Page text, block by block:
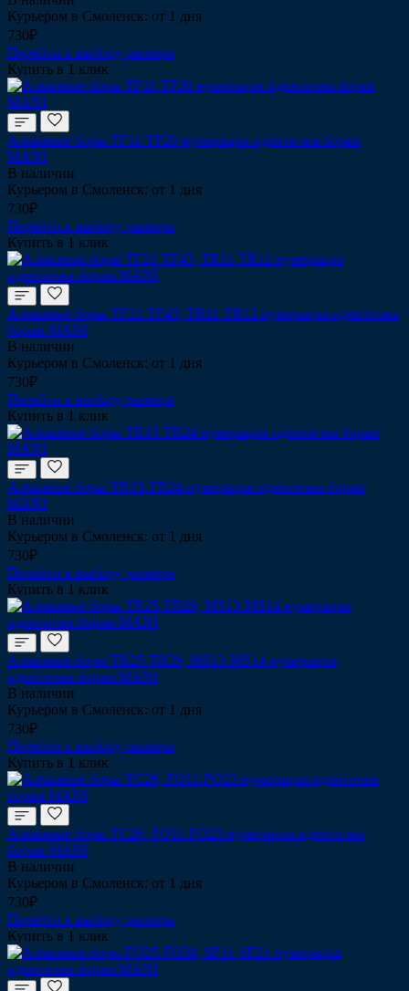
Курьером в Смоленск: от 1 дня
730₽
Перейти к выбору размера
Купить в 1 клик
Алмазные боры TF11-TF20 нумерация идентична борам
MANI
В наличии
Курьером в Смоленск: от 1 дня
730₽
Перейти к выбору размера
Купить в 1 клик
Алмазные боры TF21-TF43, TR11-TR12 нумерация идентична
борам MANI
В наличии
Курьером в Смоленск: от 1 дня
730₽
Перейти к выбору размера
Купить в 1 клик
Алмазные боры TR13-TR24 нумерация идентична борам
MANI
В наличии
Курьером в Смоленск: от 1 дня
730₽
Перейти к выбору размера
Купить в 1 клик
Алмазные боры TR25-TR29, MS13-MS14 нумерация
идентична борам MANI
В наличии
Курьером в Смоленск: от 1 дня
730₽
Перейти к выбору размера
Купить в 1 клик
Алмазные боры TC26, FO11-FO23 нумерация идентична
борам MANI
В наличии
Курьером в Смоленск: от 1 дня
730₽
Перейти к выбору размера
Купить в 1 клик